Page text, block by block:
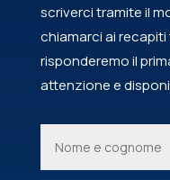
scriverci tramite il
chiamarci ai
risponderemo il
attenzione e